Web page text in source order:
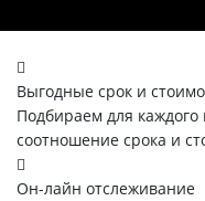
Выгодные срок и
Подбираем для
соотношение срока и
Он-лайн отслеживание